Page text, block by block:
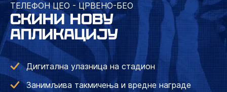
ТЕЛЕФОН ЦЕО - ЦРВЕНО-БЕО
СКИНИ НОВУ
АПЛИКАЦИЈУ
Дигитална улазница на стадион
Занимљива такмичења и вредне награде